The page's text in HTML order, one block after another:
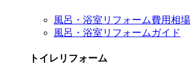
風呂・浴室リフォーム費用相場
風呂・浴室リフォームガイド
トイレリフォーム